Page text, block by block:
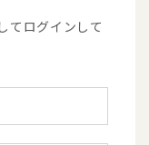
てログインして